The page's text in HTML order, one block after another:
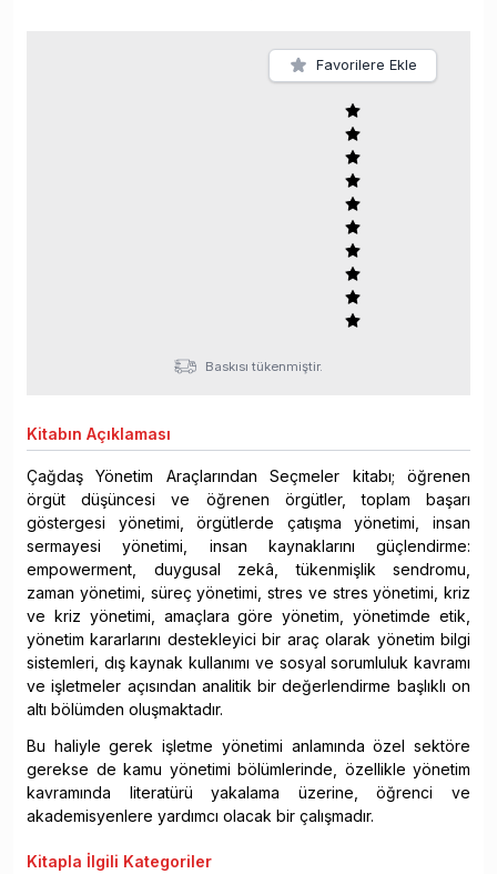
Favorilere Ekle
Baskısı tükenmiştir.
Kitabın Açıklaması
Çağdaş Yönetim Araçlarından Seçmeler kitabı; öğrenen
örgüt düşüncesi ve öğrenen örgütler, toplam başarı
göstergesi yönetimi, örgütlerde çatışma yönetimi, insan
sermayesi yönetimi, insan kaynaklarını güçlendirme:
empowerment, duygusal zekâ, tükenmişlik sendromu,
zaman yönetimi, süreç yönetimi, stres ve stres yönetimi, kriz
ve kriz yönetimi, amaçlara göre yönetim, yönetimde etik,
yönetim kararlarını destekleyici bir araç olarak yönetim bilgi
sistemleri, dış kaynak kullanımı ve sosyal sorumluluk kavramı
ve işletmeler açısından analitik bir değerlendirme başlıklı on
altı bölümden oluşmaktadır.
Bu haliyle gerek işletme yönetimi anlamında özel sektöre
gerekse de kamu yönetimi bölümlerinde, özellikle yönetim
kavramında literatürü yakalama üzerine, öğrenci ve
akademisyenlere yardımcı olacak bir çalışmadır.
Kitapla İlgili Kategoriler